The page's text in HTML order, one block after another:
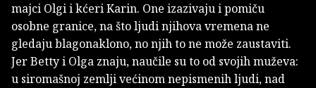
majci Olgi i kćeri Karin. One izazivaju i pomiču
osobne granice, na što ljudi njihova vremena ne
gledaju blagonaklono, no njih to ne može zaustaviti.
Jer Betty i Olga znaju, naučile su to od svojih muževa:
u siromašnoj zemlji većinom nepismenih ljudi, nad